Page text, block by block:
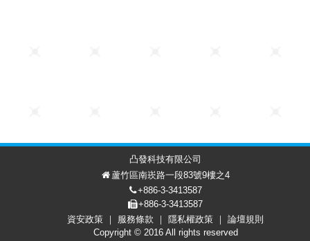
會員中心
凸發科技有限公司
蘆竹區南崁路一段83號9樓之4
+886-3-3413587
+886-3-3413587
資安政策
服務條款 隱私權政策
論壇規則
Copyright © 2016 All rights reserved